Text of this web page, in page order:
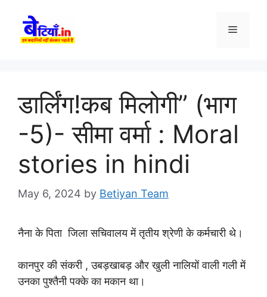
content
Menu
डार्लिंग!कब मिलोगी” (भाग
-5)- सीमा वर्मा : Moral
stories in hindi
May 6, 2024 by Betiyan Team
नैना के पिता जिला सचिवालय में तृतीय श्रेणी के कर्मचारी थे।
कानपुर की संकरी , उबड़खाबड़ और खुली नालियों वाली गली में
उनका पुश्तैनी पक्के का मकान था।